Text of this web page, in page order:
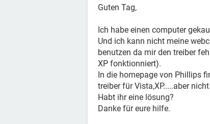
Guten Tag,
Ich habe einen computer
Und ich kann nicht meine
benutzen da mir den treiber
XP fonktionniert).
In die homepage von Phillips
treiber für Vista,XP.....aber
Habt ihr eine lösung?
Danke für eure hilfe.